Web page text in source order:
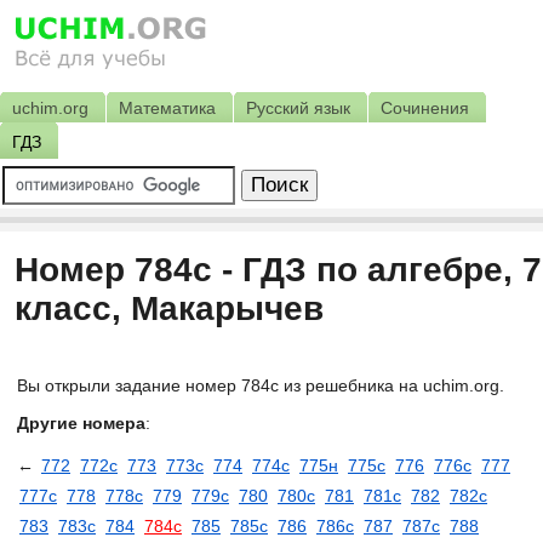
uchim.org Математика Русский язык
Сочинения
ГДЗ
Номер 784с - ГДЗ по алгебре, 7
класс, Макарычев
Вы открыли задание номер 784с из решебника на uchim.org.
Другие номера:
← 772 772с 773 773с 774 774с 775н 775с 776 776с 777
777с 778 778с 779 779с 780 780с 781 781с 782 782с
783 783с 784 784с 785 785с 786 786c 787 787c 788